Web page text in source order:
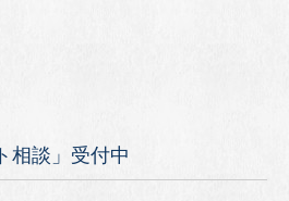
相談」受付中